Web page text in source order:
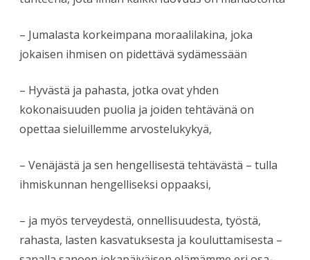
– Jumalasta korkeimpana moraalilakina, joka
jokaisen ihmisen on pidettävä sydämessään
– Hyvästä ja pahasta, jotka ovat yhden
kokonaisuuden puolia ja joiden tehtävänä on
opettaa sieluillemme arvostelukykyä,
– Venäjästä ja sen hengellisestä tehtävästä – tulla
ihmiskunnan hengelliseksi oppaaksi,
– ja myös terveydestä, onnellisuudesta, työstä,
rahasta, lasten kasvatuksesta ja kouluttamisesta –